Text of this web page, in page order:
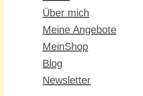
Über mich
Meine Angebote
MeinShop
Blog
Newsletter